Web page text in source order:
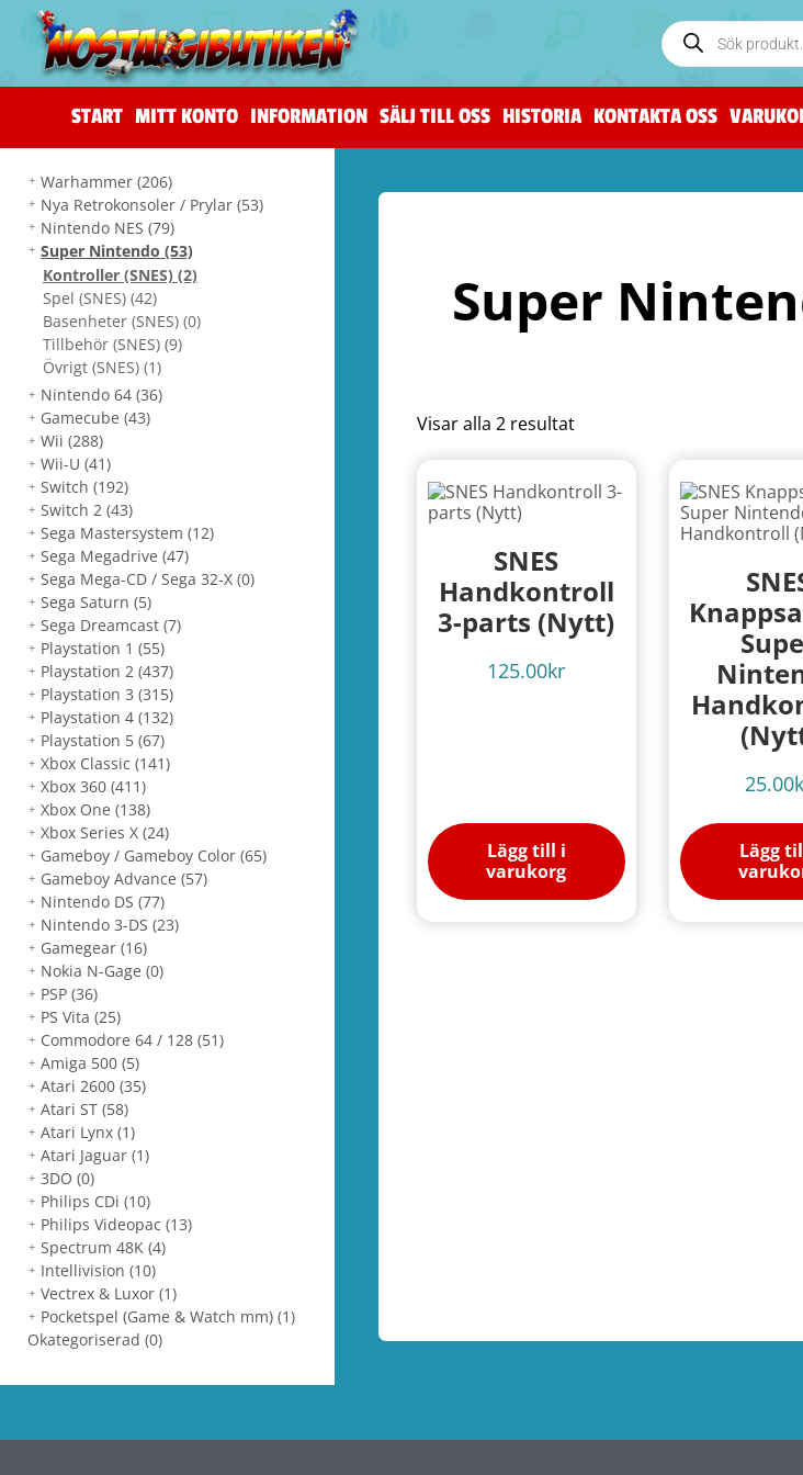
START MITT KONTO INFORMATION SÄLJ TILL OSS HISTORIA KONTAKTA OSS
Warhammer(206)
Nya Retrokonsoler / Prylar(53)
Nintendo NES(79)
Super Nintendo(53)
Kontroller (SNES) (2)
Spel (SNES) (42)
Basenheter (SNES) (0)
Tillbehör (SNES) (9)
Övrigt (SNES) (1)
Nintendo 64(36)
Gamecube(43)
Wii(288)
Wii-U(41)
Switch(192)
Switch 2(43)
Sega Mastersystem(12)
Sega Megadrive(47)
Sega Mega-CD / Sega 32-X(0)
Sega Saturn(5)
Sega Dreamcast(7)
Playstation 1(55)
Playstation 2(437)
Playstation 3(315)
Playstation 4(132)
Playstation 5(67)
Xbox Classic(141)
Xbox 360(411)
Xbox One(138)
Xbox Series X(24)
Gameboy / Gameboy Color(65)
Gameboy Advance(57)
Nintendo DS(77)
Nintendo 3-DS(23)
Gamegear(16)
Nokia N-Gage(0)
PSP(36)
PS Vita(25)
Commodore 64 / 128(51)
Amiga 500(5)
Atari 2600(35)
Atari ST(58)
Atari Lynx(1)
Atari Jaguar(1)
3DO(0)
Philips CDi(10)
Philips Videopac(13)
Spectrum 48K(4)
Intellivision(10)
Vectrex & Luxor(1)
Pocketspel (Game & Watch mm)(1)
Okategoriserad (0)
Super
Visar alla 2 resultat
SNES
Handkontroll
3-parts (Nytt)
125.00kr
Lägg till i
varukorg
25.00
Lägg